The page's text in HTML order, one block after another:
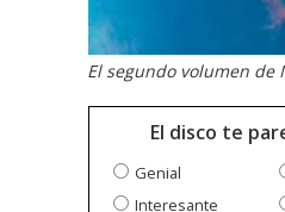
El segundo volumen de
El disco te
Genial
Interesante